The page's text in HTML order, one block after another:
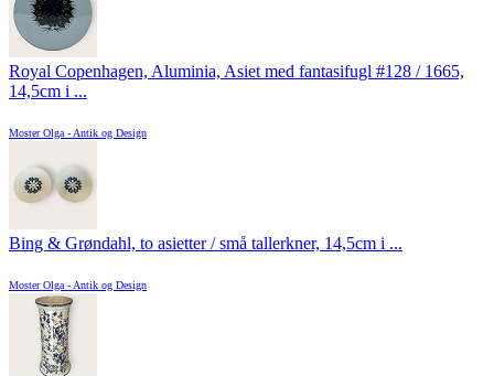
Royal Copenhagen, Aluminia, Asiet med fantasifugl #128 / 1665,
14,5cm i ...
Moster Olga - Antik og Design
Bing & Grøndahl, to asietter / små tallerkner, 14,5cm i ...
Moster Olga - Antik og Design